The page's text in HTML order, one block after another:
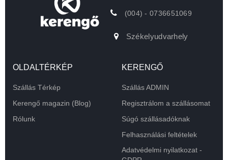
(004) - 0736651069
Székelyudvarhely
OLDALTÉRKÉP
Szállás Térkép
Kerengő magazin (Blog)
Rólunk
KERENGŐ
Szállás ADMIN
Regisztrálom a szállásomat
Súgó szállásadóknak
Felhasználási feltételek
Adatvédelmi nyilatkozat -